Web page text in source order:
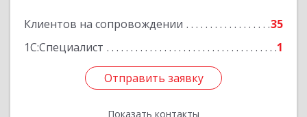
Клиентов на сопровождении
35
1С:Специалист
1
Отправить заявку
Показать контакты
Подробнее
Отправить заявку
Назад